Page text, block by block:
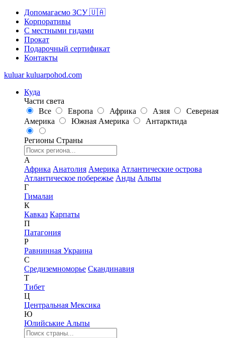
Допомагаємо ЗСУ 🇺🇦
Корпоративы
С местными гидами
Прокат
Подарочный сертификат
Контакты
kuluar kuluarpohod.com
Куда
Части света
Все
Европа Африка Азия
Северная
Америка
Южная Америка Антарктида
Регионы Страны
А
Африка Анатолия Америка Атлантические острова
Атлантическое побережье Анды Альпы
Г
Гималаи
К
Кавказ Карпаты
П
Патагония
Р
Равнинная Украина
С
Средиземноморье Скандинавия
Т
Тибет
Ц
Центральная Мексика
Ю
Юлийськие Альпы